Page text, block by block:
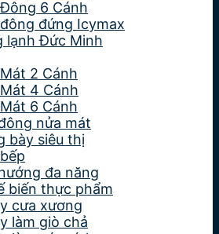
6 Cánh
đứng Icymax
lạnh Đức Minh
2 Cánh
4 Cánh
6 Cánh
nửa mát
bày siêu thị
đa năng
biến thực phẩm
cưa xương
làm giò chả